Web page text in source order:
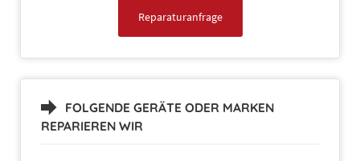
Reparaturanfrage
FOLGENDE GERÄTE ODER MARKEN
REPARIEREN WIR